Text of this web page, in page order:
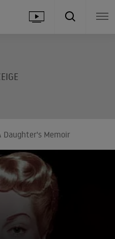
Daughter's Memoir